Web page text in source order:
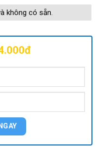
không có sẵn.